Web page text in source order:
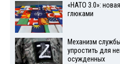
«НАТО 3.0»:
глюками
Механизм
упростить для
осужденных